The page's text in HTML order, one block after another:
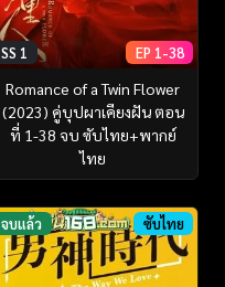
SS 1 EP 1-38
Romance of a Twin Flower
(2023) คู่บุปผาเคียงฝัน ตอน
ที่ 1-38 จบ ซับไทย+พากย์
ไทย
จบแล้ว ซับไทย